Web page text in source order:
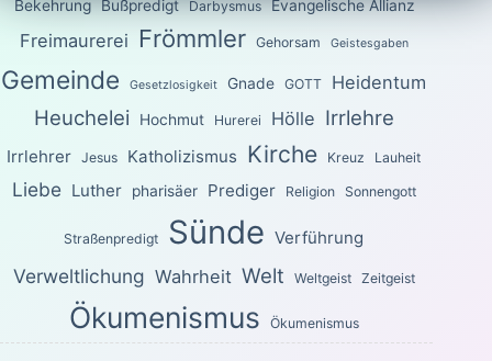
Bekehrung Bußpredigt Darbysmus Evangelische Allianz
Freimaurerei Frömmler Gehorsam Geistesgaben
Gemeinde Gesetzlosigkeit Gnade GOTT Heidentum
Heuchelei Hochmut Hurerei Hölle Irrlehre
Irrlehrer Jesus Katholizismus Kirche Kreuz Lauheit
Liebe Luther pharisäer Prediger Religion Sonnengott
Straßenpredigt Sünde Verführung
Verweltlichung Wahrheit Welt Weltgeist Zeitgeist
Ökumenismus Ökumenismus